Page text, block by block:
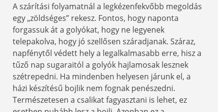
A szárítási folyamatnál a legkézenfekvőbb megoldás
egy „zöldséges” rekesz. Fontos, hogy naponta
forgassuk át a golyókat, hogy ne legyenek
telepakolva, hogy jó szellősen száradjanak. Száraz,
napfénytől védett hely a legalkalmasabb erre, hisz a
tűző nap sugaraitól a golyók hajlamosak lesznek
szétrepedni. Ha mindenben helyesen járunk el, a
házi készítésű bojlik nem fognak penészedni.
Természetesen a csalikat fagyasztani is lehet, ez